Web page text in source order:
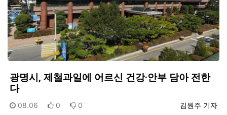
광명시, 제철과일에 어르신 건강·안부 담아 전한
다
등록자
김원주 기자
등록일
08.06 추천
0 비추천
0